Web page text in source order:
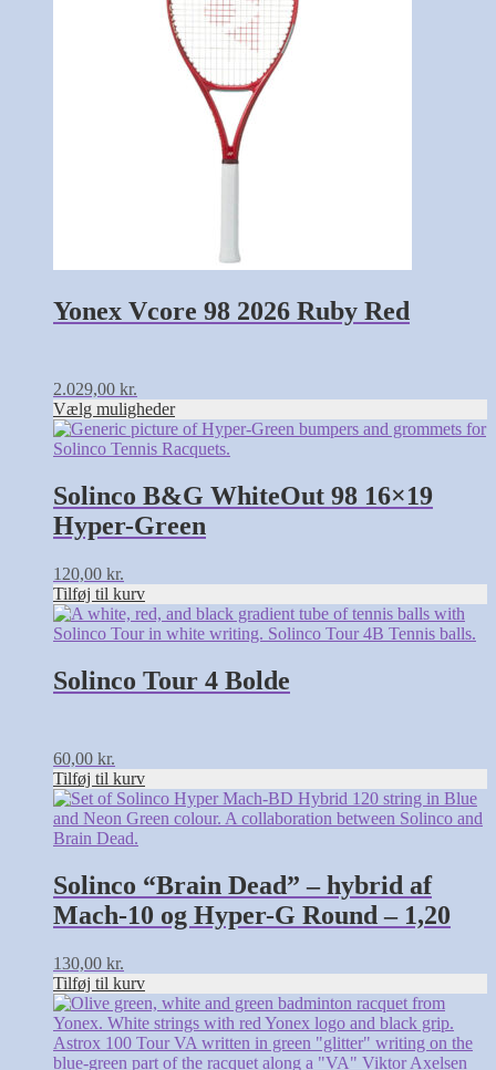
Yonex Vcore 98 2026 Ruby Red
2.029,00 kr.
Vælg muligheder
Solinco B&G WhiteOut 98 16×19
Hyper-Green
120,00 kr.
Tilføj til kurv
Solinco Tour 4 Bolde
60,00 kr.
Tilføj til kurv
Solinco “Brain Dead” – hybrid af
Mach-10 og Hyper-G Round – 1,20
130,00 kr.
Tilføj til kurv